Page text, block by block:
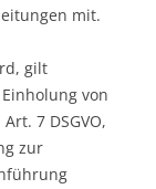
mit.
gilt
von
7 DSGVO,
zur